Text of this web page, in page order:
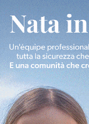
Più lette
Figline Incisa
Piscina di
Pnrr, il
Cronaca 4 Agosto